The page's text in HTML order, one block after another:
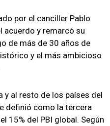
por el canciller Pablo
acuerdo y remarcó su
de más de 30 años de
y el más ambicioso
y al resto de los países del
definió como la tercera
15% del PBI global. Según